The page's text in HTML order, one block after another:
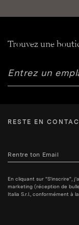
Trouvez une
RESTE EN
En cliquant sur "S'inscrire",
marketing (réception de
Italia S.r.l., conformément à la